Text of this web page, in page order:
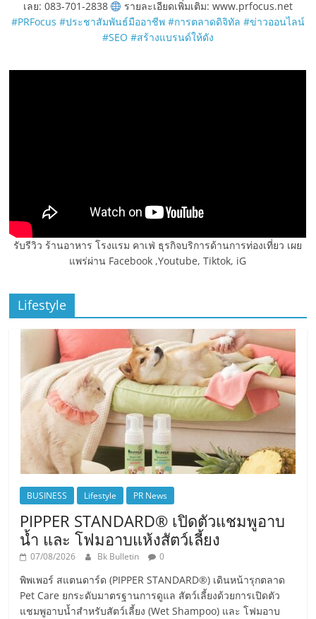
เลย: 083-701-2838
รายละเอียดเพิ่มเติม: www.prfocus.net
#PRFocus #ประชาสัมพันธ์มืออาชีพ #การตลาดดิจิทัล #ข่าวออนไลน์
#SEO #สร้างแบรนด์ให้ดัง
รับรีวิว ร้านอาหาร โรงแรม คาเฟ่ ธุรกิจบริการด้านการท่องเที่ยว เผย
แพร่ผ่าน Facebook ,Youtube, Tiktok, iG
Lifestyle
BUSINESS Lifestyle PR News
PIPPER STANDARD® เปิดตัวแชมพูอาบ
น้ำ และ โฟมอาบแห้งสัตว์เลี้ยง
07/08/2026 Bk Bulletin 0
พิพเพอร์ สแตนดาร์ด (PIPPER STANDARD®) เดินหน้ารุกตลาด
Pet Care ยกระดับมาตรฐานการดูแล สัตว์เลี้ยงด้วยการเปิดตัว
แชมพูอาบน้ำสำหรับสัตว์เลี้ยง (Wet Shampoo) และ โฟมอาบ